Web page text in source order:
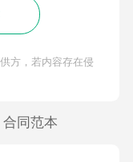
方，若内容存在侵
合同范本